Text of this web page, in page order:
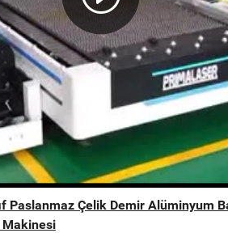
Çelik Demir Alüminyum